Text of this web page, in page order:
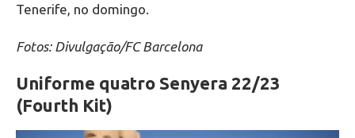
Tenerife, no domingo.
Fotos: Divulgação/FC Barcelona
Uniforme quatro Senyera 22/23
(Fourth Kit)